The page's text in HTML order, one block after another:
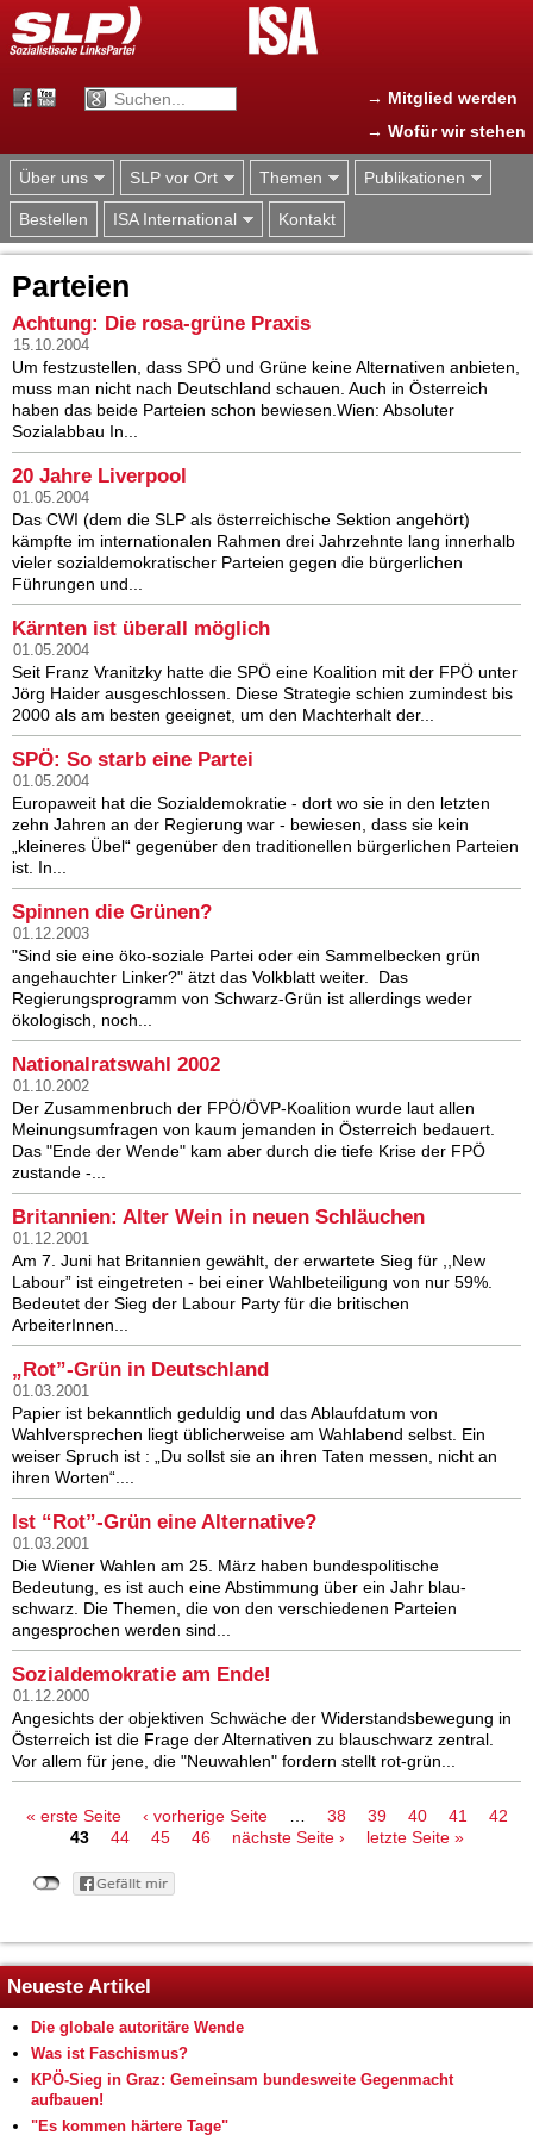
Jump to navigation
→ Mitglied werden
→ Wofür wir stehen
Über uns SLP vor Ort Themen Publikationen
Bestellen ISA International Kontakt
Parteien
Achtung: Die rosa-grüne Praxis
15.10.2004
Um festzustellen, dass SPÖ und Grüne keine Alternativen anbieten,
muss man nicht nach Deutschland schauen. Auch in Österreich
haben das beide Parteien schon bewiesen.Wien: Absoluter
Sozialabbau In...
20 Jahre Liverpool
01.05.2004
Das CWI (dem die SLP als österreichische Sektion angehört)
kämpfte im internationalen Rahmen drei Jahrzehnte lang innerhalb
vieler sozialdemokratischer Parteien gegen die bürgerlichen
Führungen und...
Kärnten ist überall möglich
01.05.2004
Seit Franz Vranitzky hatte die SPÖ eine Koalition mit der FPÖ unter
Jörg Haider ausgeschlossen. Diese Strategie schien zumindest bis
2000 als am besten geeignet, um den Machterhalt der...
SPÖ: So starb eine Partei
01.05.2004
Europaweit hat die Sozialdemokratie - dort wo sie in den letzten
zehn Jahren an der Regierung war - bewiesen, dass sie kein
„kleineres Übel“ gegenüber den traditionellen bürgerlichen Parteien
ist. In...
Spinnen die Grünen?
01.12.2003
"Sind sie eine öko-soziale Partei oder ein Sammelbecken grün
angehauchter Linker?" ätzt das Volkblatt weiter. Das
Regierungsprogramm von Schwarz-Grün ist allerdings weder
ökologisch, noch...
Nationalratswahl 2002
01.10.2002
Der Zusammenbruch der FPÖ/ÖVP-Koalition wurde laut allen
Meinungsumfragen von kaum jemanden in Österreich bedauert.
Das "Ende der Wende" kam aber durch die tiefe Krise der FPÖ
zustande -...
Britannien: Alter Wein in neuen Schläuchen
01.12.2001
Am 7. Juni hat Britannien gewählt, der erwartete Sieg für ,,New
Labour” ist eingetreten - bei einer Wahlbeteiligung von nur 59%.
Bedeutet der Sieg der Labour Party für die britischen
ArbeiterInnen...
„Rot”-Grün in Deutschland
01.03.2001
Papier ist bekanntlich geduldig und das Ablaufdatum von
Wahlversprechen liegt üblicherweise am Wahlabend selbst. Ein
weiser Spruch ist : „Du sollst sie an ihren Taten messen, nicht an
ihren Worten“....
Ist “Rot”-Grün eine Alternative?
01.03.2001
Die Wiener Wahlen am 25. März haben bundespolitische
Bedeutung, es ist auch eine Abstimmung über ein Jahr blau-
schwarz. Die Themen, die von den verschiedenen Parteien
angesprochen werden sind...
Sozialdemokratie am Ende!
01.12.2000
Angesichts der objektiven Schwäche der Widerstandsbewegung in
Österreich ist die Frage der Alternativen zu blauschwarz zentral.
Vor allem für jene, die "Neuwahlen" fordern stellt rot-grün...
Seiten
« erste Seite ‹ vorherige Seite … 38 39 40 41
42
43
44 45 46 nächste Seite › letzte Seite »
Neueste Artikel
Die globale autoritäre Wende
Was ist Faschismus?
KPÖ-Sieg in Graz: Gemeinsam bundesweite Gegenmacht
aufbauen!
"Es kommen härtere Tage"